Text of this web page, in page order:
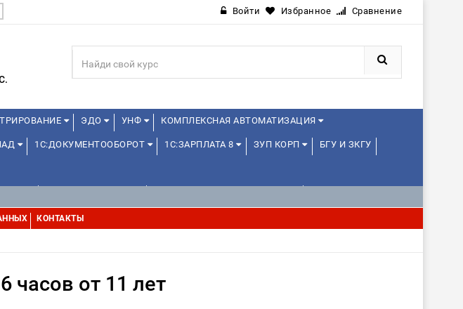
Войти Избранное Сравнение
ЭДО УНФ КОМПЛЕКСНАЯ АВТОМАТИЗАЦИЯ
1С:ДОКУМЕНТООБОРОТ 1С:ЗАРПЛАТА 8 ЗУП КОРП БГУ И ЗКГУ
6 ЧАСОВ ОТ 12 ЛЕТ
КОНТАКТЫ
от 11 лет